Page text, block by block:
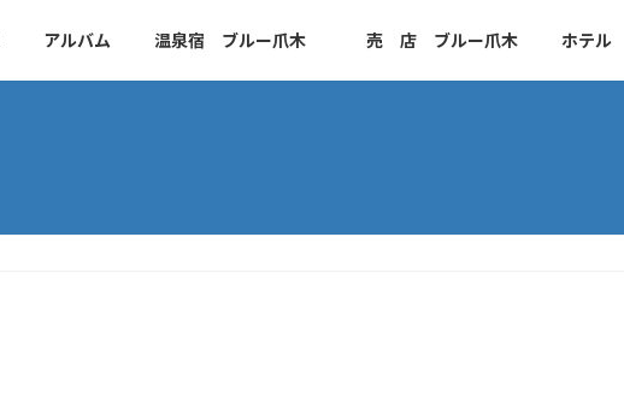
アルバム 温泉宿 ブルー爪木 売 店 ブルー爪木 ホテル